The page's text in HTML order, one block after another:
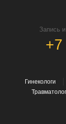
Запись
+7
Гинекологи